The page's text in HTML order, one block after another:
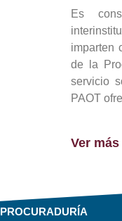
Es
imparten
de la
servicio
PAOT
Ver más
PROCURADURÍA